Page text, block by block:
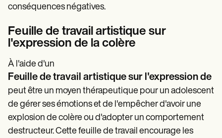
conséquences négatives.
Feuille de travail artistique sur
l'expression de la colère
À l'aide d'un
Feuille de travail artistique sur l'expression de
peut être un moyen thérapeutique pour un adolescent
de gérer ses émotions et de l'empêcher d'avoir une
explosion de colère ou d'adopter un comportement
destructeur. Cette feuille de travail encourage les